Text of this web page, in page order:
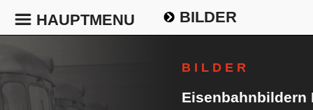
HAUPTMENU BILDER
B I L D E R
Eisenbahnbildern